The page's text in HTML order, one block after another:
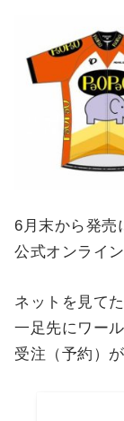
6月末から発売
公式オンライ
ネットを見てた
一足先にワー
受注（予約）